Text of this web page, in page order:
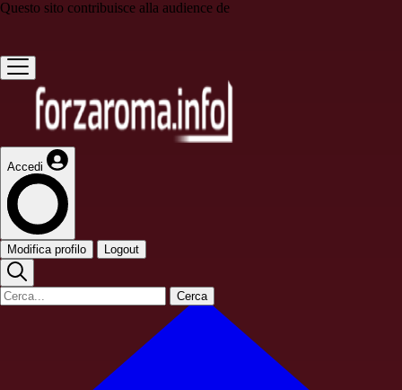
Questo sito contribuisce alla audience de
Accedi
Modifica profilo Logout
Cerca